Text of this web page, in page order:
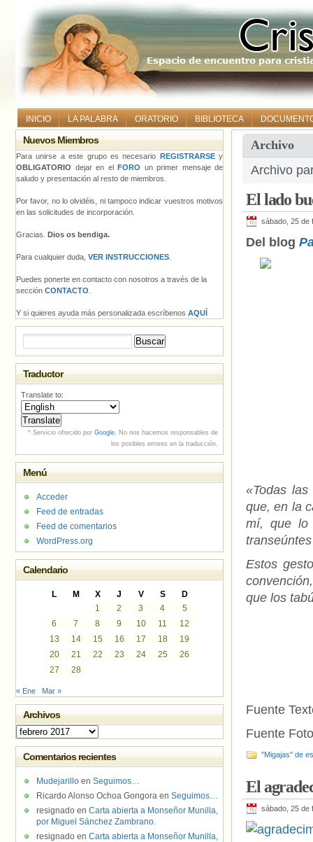
INICIO LA PALABRA ORATORIO BIBLIOTECA
Archivo
Archivo
El lado
sábado, 25 de
Del blog
«Todas
que, en la
mí, que lo
Estos
que los
Fuente
Fuente
"Migajas" de
El
sábado, 25 de
Nuevos Miembros
Para unirse a este grupo es necesario REGISTRARSEy
OBLIGATORIO dejar en el FORO un primer mensaje de
saludo y presentación al resto de miembros.
Por favor, no lo olvidéis, ni tampoco indicar vuestros motivos
en las solicitudes de incorporación.
Gracias. Dios os bendiga.
Para cualquier duda, VER INSTRUCCIONES
Puedes ponerte en contacto con nosotros a través de la
sección CONTACTO
Y si quieres ayuda más personalizada escríbenos AQUÍ
Traductor
Translate to:
* Servicio ofrecido por Google. No nos hacemos responsables de
los posibles errores en la traducción.
Menú
Acceder
Feed de entradas
Feed de comentarios
WordPress.org
Calendario
L M X J V S
D
1
2 3 4
5
6
7 8 9 10 11
12
13
14 15 16 17 18
19
20
21 22 23 24 25
26
27
28
« Ene Mar »
Archivos
Archivos
Comentarios recientes
Mudejarillo en Seguimos…
Ricardo Alonso Ochoa Gongora en Seguimos…
resignado en Carta abierta a Monseñor Munilla,
por Miguel Sánchez Zambrano.
resignado en Carta abierta a Monseñor Munilla,